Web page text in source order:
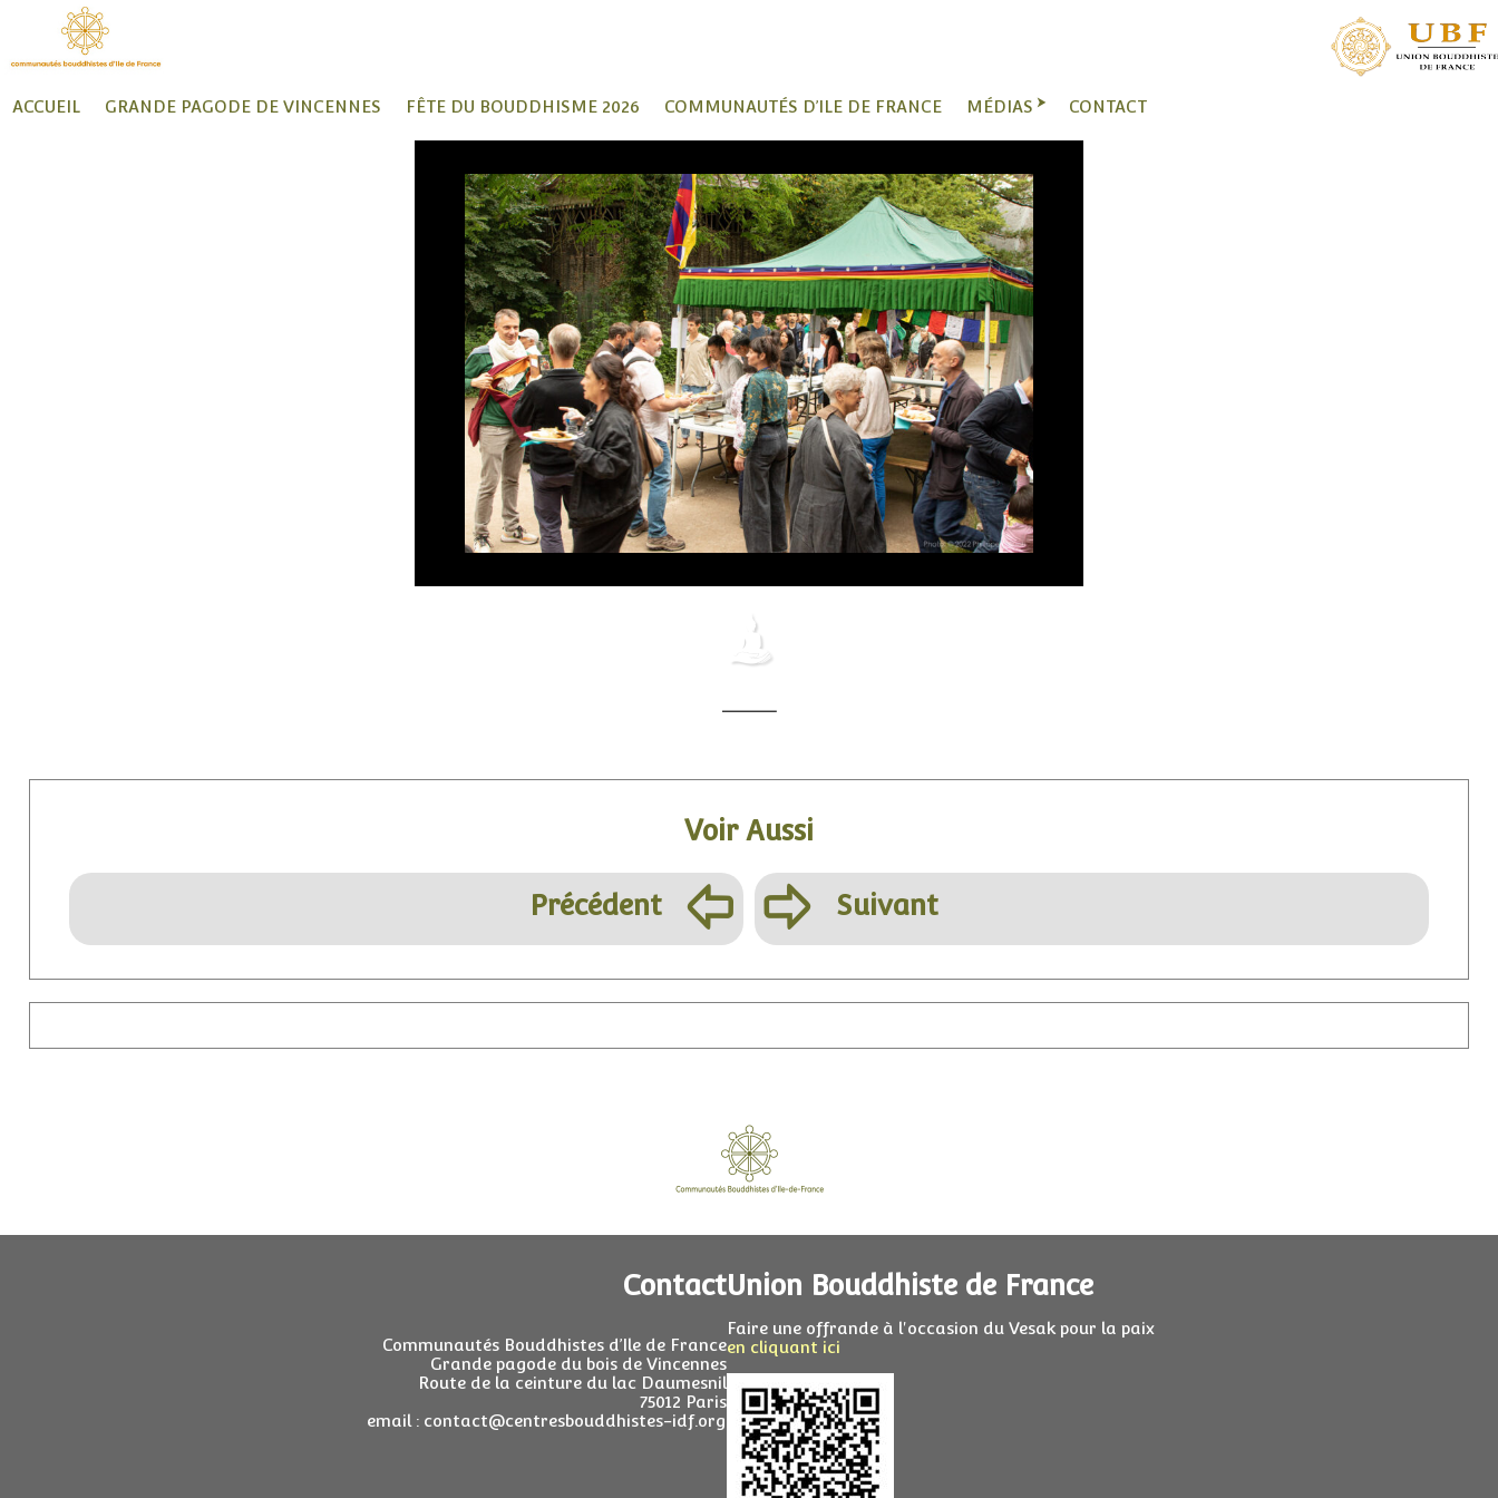
ACCUEIL GRANDE PAGODE DE VINCENNES FÊTE DU BOUDDHISME 2026 COMMUNAUTÉS D’ILE DE FRANCE MÉDIAS CONTACT
Voir Aussi
Précédent þÿ Suivant
Contact
Communautés Bouddhistes d’Ile de France
Grande pagode du bois de Vincennes
Route de la ceinture du lac Daumesnil
75012 Paris
email : contact@centresbouddhistes-idf.org
Union Bouddhiste de France
Faire une offrande à l'occasion du Vesak pour la paix
en cliquant ici